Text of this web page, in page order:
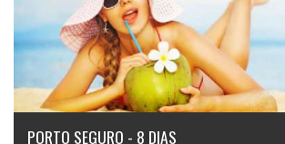
PORTO SEGURO - 8 DIAS